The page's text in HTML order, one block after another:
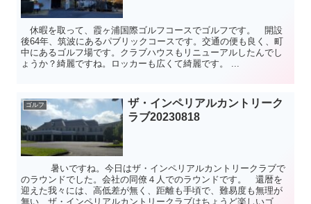
休暇を取って、霞ヶ浦国際ゴルフコースでゴルフです。 開設
後64年、筑波にあるパブリックコースです。交通の便も良く、町
中にあるゴルフ場です。クラブハウスもリニューアルしたんでし
ょうか？綺麗ですね。ロッカーも広くて綺麗です。 ...
ゴルフ
ザ・インペリアルカントリーク
ラブ20230818
暑いですね。今日はザ・インペリアルカントリークラブで
のラウンドでした。会社の同僚４人でのラウンドです。 還暦を
迎えた我々には、高低差が無く、距離も手頃で、難易度も無理が
無い、ザ・インペリアルカントリークラブはちょうど楽しいゴ...